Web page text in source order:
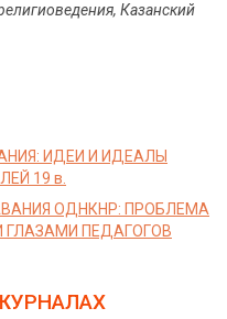
Казанский
ИДЕИ И ИДЕАЛЫ
19 в.
ОДНКНР: ПРОБЛЕМА
ПЕДАГОГОВ